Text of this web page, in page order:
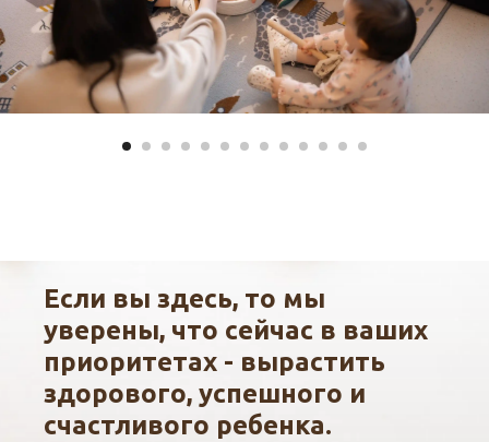
Если вы здесь, то мы
уверены, что сейчас в ваших
приоритетах - вырастить
здорового, успешного и
счастливого ребенка.